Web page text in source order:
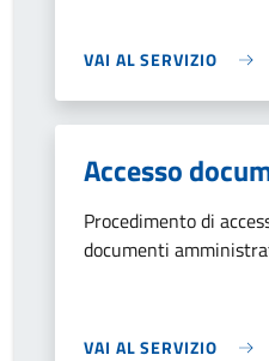
VAI AL SERVIZIO
Accesso
Procedimento di
documenti
VAI AL SERVIZIO